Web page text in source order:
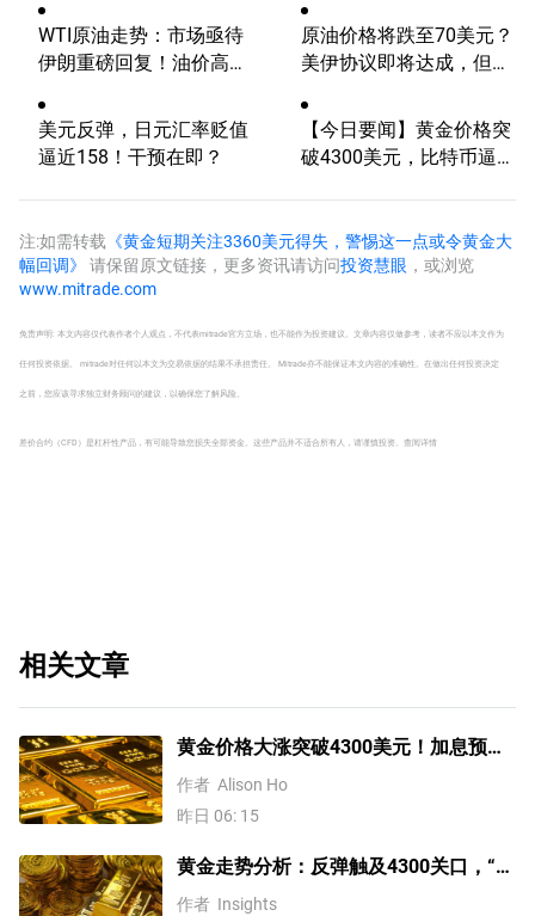
率、美元反弹，道指终结
五连涨！
WTI原油走势：市场亟待
伊朗重磅回复！油价高波
原油价格将跌至70美元？
美伊协议即将达成，但小
美元反弹，日元汇率贬值
逼近158！干预在即？
【今日要闻】黄金价格突
破4300美元，比特币逼近
注:如需转载 《黄金短期关注3360美元得失，警惕这一点或令黄金大
幅回调》 请保留原文链接，更多资讯请访问投资慧眼 ，或浏览
www.mitrade.com
免责声明: 本文内容仅代表作者个人观点，不代表mitrade官方立场，也不能作为投资建议。文章内容仅做参考，读者不应以本文作为
任何投资依据。 mitrade对任何以本文为交易依据的结果不承担责任。 Mitrade亦不能保证本文内容的准确性。在做出任何投资决定
之前，您应该寻求独立财务顾问的建议，以确保您了解风险。
差价合约（CFD）是杠杆性产品，有可能导致您损失全部资金。这些产品并不适合所有人，请谨慎投资。 查阅详情
相关文章
黄金价格大涨突破4300美元！加息预期
降温叠加央行购金，未来继续涨？
作者 Alison Ho
昨日 06: 15
黄金走势分析：反弹触及4300关口，“双
底”确立剑指这一目标！
作者 Insights